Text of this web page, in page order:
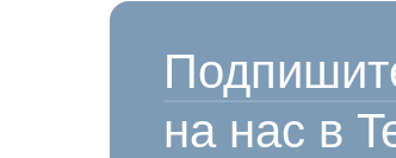
на нас в